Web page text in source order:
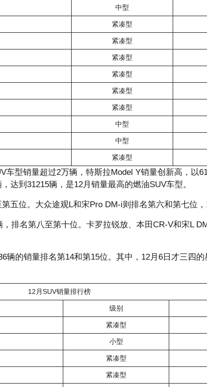
中型
紧凑型
紧凑型
紧凑型
紧凑型
紧凑型
紧凑型
中型
中型
紧凑型
型销量超过2万辆，特斯拉Model Y销量创新高，以
达到31215辆，是12月销量最高的燃油SUV车型。
位。大众途观L和宋Pro DM-i则排名第六和第七位，
排名第八至第十位。卡罗拉锐放、本田CR-V和宋L
的销量排名第14和第15位。其中，12月6日才三四
12月SUV销量排行榜
级别
紧凑型
小型
紧凑型
紧凑型